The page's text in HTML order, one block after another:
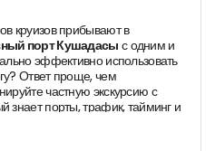
круизов прибывают в
порт Кушадасы с одним и
эффективно использовать
Ответ проще, чем
частную экскурсию с
знает порты, трафик, тайминг и